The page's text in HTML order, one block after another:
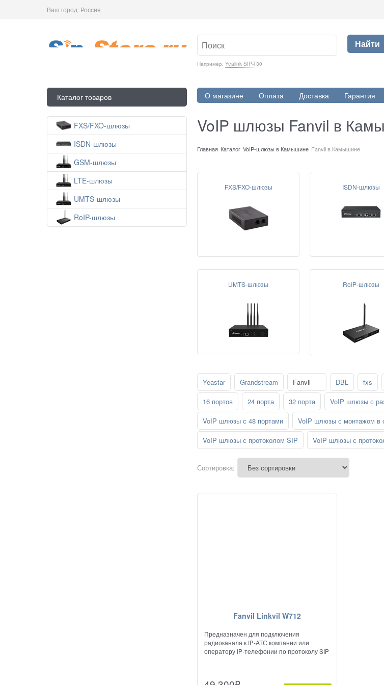
Ваш город: Россия
Например: Yealink SIP-T30
Найти
Каталог товаров О магазине Оплата Доставка Гарантия
FXS/FXO-шлюзы
ISDN-шлюзы
GSM-шлюзы
LTE-шлюзы
UMTS-шлюзы
RoIP-шлюзы
VoIP шлюзы Fanvil в
Главная Каталог VoIP-шлюзы в Камышине Fanvil в Камышине
FXS/FXO-шлюзы ISDN-шлюзы
UMTS-шлюзы RoIP-шлюзы
Yeastar Grandstream Fanvil DBL fxs
16 портов
24 порта 32 порта VoIP шлюзы с
VoIP шлюзы с 48 портами
VoIP шлюзы с монтажом в
VoIP шлюзы с протоколом SIP
VoIP шлюзы с
Сортировка:
Fanvil Linkvil W712
Предназначен для подключения
радиоканала к IP-АТС компании или
оператору IP-телефонии по протоколу SIP